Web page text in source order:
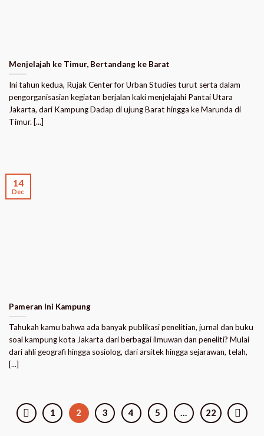
Menjelajah ke Timur, Bertandang ke Barat
Ini tahun kedua, Rujak Center for Urban Studies turut serta dalam
pengorganisasian kegiatan berjalan kaki menjelajahi Pantai Utara
Jakarta, dari Kampung Dadap di ujung Barat hingga ke Marunda di
Timur. [...]
Pameran Ini Kampung
Tahukah kamu bahwa ada banyak publikasi penelitian, jurnal dan buku
soal kampung kota Jakarta dari berbagai ilmuwan dan peneliti? Mulai
dari ahli geografi hingga sosiolog, dari arsitek hingga sejarawan, telah,
[...]
14
Dec
1 2 3 4 5 … 22